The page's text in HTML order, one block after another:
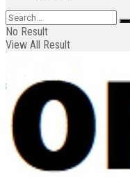
No Result
View All Result